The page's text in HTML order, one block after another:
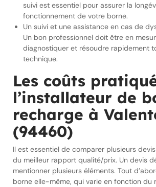
suivi est essentiel pour assurer la
fonctionnement de votre borne.
Un suivi et une assistance en cas de
Un bon professionnel doit être en
diagnostiquer et résoudre rapidement
technique.
Les coûts
l’installateur de
recharge à
(94460)
Il est essentiel de comparer plusieurs
du meilleur rapport qualité/prix. Un devis
mentionner plusieurs éléments. Tout
borne elle-même, qui varie en fonction du